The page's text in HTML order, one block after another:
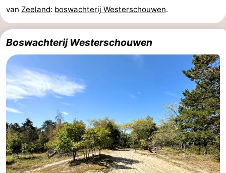
Molens
-
Uitkijkpunten
Attracties
Rondvaarten
-
Speeltuinen
-
Binnenspeeltuinen
-
Bowlen
-
Minigolfbanen
Wellness
van Zeeland: boswachterij Westerschouwen.
Boswachterij Westerschouwen